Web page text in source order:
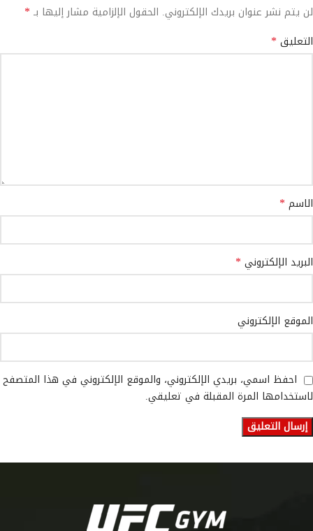
لن يتم نشر عنوان بريدك الإلكتروني. الحقول الإلزامية مشار إليها بـ *
التعليق *
الاسم *
البريد الإلكتروني *
الموقع الإلكتروني
احفظ اسمي، بريدي الإلكتروني، والموقع الإلكتروني في هذا المتصفح
لاستخدامها المرة المقبلة في تعليقي.